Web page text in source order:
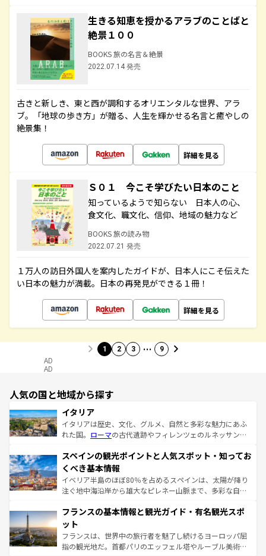
生きる知恵を授かるアラブのことばと
絶景１００
BOOKS 旅の名言＆絶景
2022.07.14 発売
古きと新しき、東と西が調和するオリエンタルな世界、アラ
ブ。「地球の歩き方」が贈る、人生を輝かせる名言と癒やしの
絶景集！
詳細を見る
Ｓ０１ 今こそ学びたい日本のこと
知っているようで知らない 日本人の心、
食文化、職文化、信仰、地域の魅力など
BOOKS 旅の読み物
2022.07.21 発売
１万人の訪日外国人を案内したガイドが、日本人にこそ伝えた
い日本の魅力が満載。日本の再発見ができる１冊！
詳細を見る
1 2 3 … 9
AD
AD
人気の国と地域から探す
イタリア
イタリアは歴史、文化、グルメ、自然と多彩な魅力にあふ
れた国。 ローマの古代遺跡やフィレンツェのルネッサンス
ろん、トスカーナの美しい田園風景やアマルフィ海岸の絶
景など、自然景観も見逃せない。観光の合間には、本場の
ピザやパスタなど、絶品のイタリア料理を堪能することも
できる。朝目覚めてから夜眠るまで、すべての瞬間を楽し
なお、新着のイタリア情報はコンテンツ一覧を参照してほ
しい。
スペインの観光ポイントと人気スポット・知ってお
くべき基本情報
イベリア半島のほぼ80％を占めるスペインは、太陽が降り
注ぐ地中海沿岸から雄大なピレネー山脈まで、多彩な自然
文化が根付くこの国では、情熱的なフラメンコ、熱気あふ
れる闘牛、そして美味しいタパスが生活の一部となってい
る。首都マドリードの洗練された雰囲気や、バルセロナの
アートに溢れた街角から、地方では古代ローマ遺跡や中世
フランスの基本情報と観光ガイド・有名観光スポ
ット
フランスは、世界中の旅行者を魅了し続けるヨーロッパ屈
指の観光地だ。首都パリのエッフェル塔やルーブル美術館